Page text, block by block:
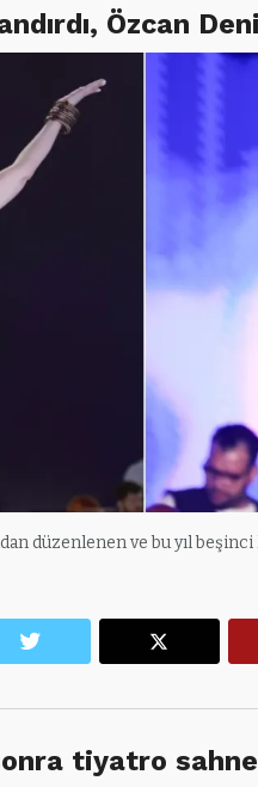
Özcan
düzenlenen ve bu yıl beşinci
tiyatro